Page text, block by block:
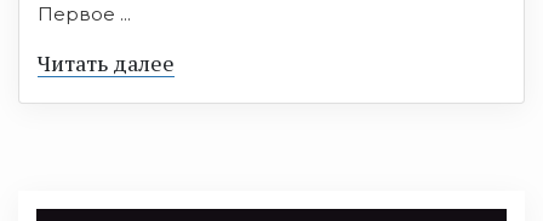
Первое ...
Читать далее